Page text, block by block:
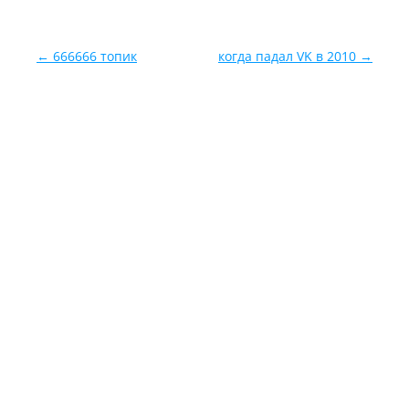
Навигация по записям
← 666666 топик когда падал VK в 2010 →